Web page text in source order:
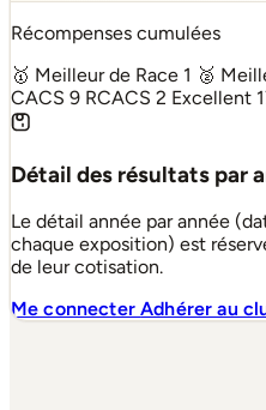
Récompenses cumulées
🥇 Meilleur de Race 1 🥈
CACS 9 RCACS 2 Excellent
Détail des résultats par
Le détail année par année
chaque exposition) est
de leur cotisation.
Me connecterAdhérer au